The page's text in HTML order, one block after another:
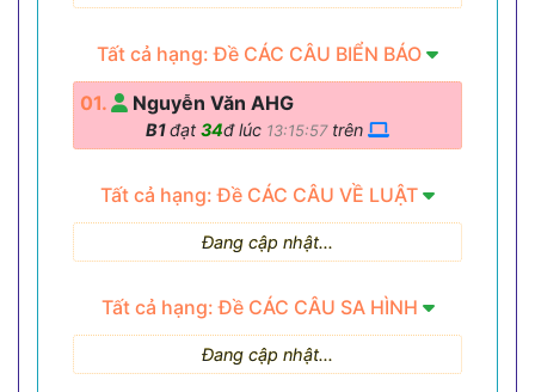
Tất cả hạng: Đề CÁC CÂU BIỂN BÁO
01. Nguyễn Văn AHG
B1đạt 34đ lúc 13:15:57trên
Tất cả hạng: Đề CÁC CÂU VỀ LUẬT
Đang cập nhật...
Tất cả hạng: Đề CÁC CÂU SA HÌNH
Đang cập nhật...